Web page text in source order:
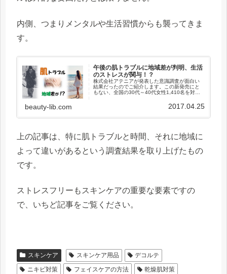
内側、つまりメンタルや生活習慣からも襲ってきま
す。
午後の肌トラブルに地域差が判明、生活
のストレスが関与！？
株式会社アテニアが発表した意識調査が面白い
結果だったのでご紹介します。この新発売にと
もない、全国の30代～40代女性1,410名を対象
出典： 日本で1番“午後顔美人”が多いのは“茨城
beauty-lib.com 2017.04.25
上の記事は、特に肌トラブルと時間、それに地域に
よって違いがあるという調査結果を取り上げたもの
です。
ストレスフリーもスキンケアの重要な要素ですの
で、いちど記事をご覧ください。
スキンケア スキンケア用品
デコルテ
ニキビ対策
フェイスケアの方法
乾燥肌対策